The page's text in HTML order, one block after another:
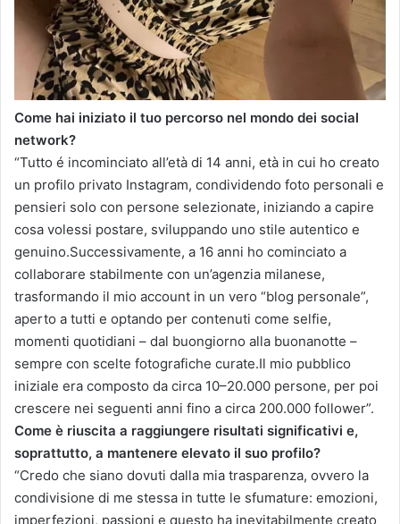
Come hai iniziato il tuo percorso nel mondo dei social
network?
“Tutto é incominciato all’età di 14 anni, età in cui ho creato
un profilo privato Instagram, condividendo foto personali e
pensieri solo con persone selezionate, iniziando a capire
cosa volessi postare, sviluppando uno stile autentico e
genuino.Successivamente, a 16 anni ho cominciato a
collaborare stabilmente con un’agenzia milanese,
trasformando il mio account in un vero “blog personale”,
aperto a tutti e optando per contenuti come selfie,
momenti quotidiani – dal buongiorno alla buonanotte –
sempre con scelte fotografiche curate.Il mio pubblico
iniziale era composto da circa 10–20.000 persone, per poi
crescere nei seguenti anni fino a circa 200.000 follower”.
Come è riuscita a raggiungere risultati significativi e,
soprattutto, a mantenere elevato il suo profilo?
“Credo che siano dovuti dalla mia trasparenza, ovvero la
condivisione di me stessa in tutte le sfumature: emozioni,
imperfezioni, passioni e questo ha inevitabilmente creato